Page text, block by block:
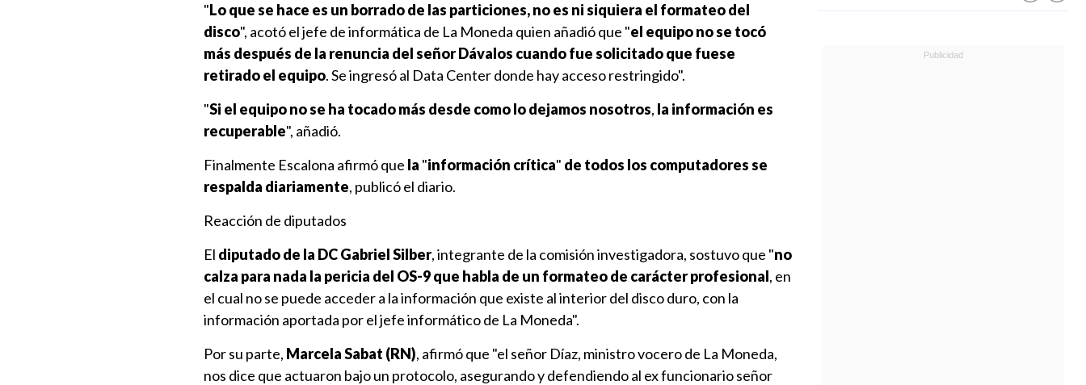
"Lo que se hace es un borrado de las particiones, no es ni siquiera el formateo del
disco", acotó el jefe de informática de La Moneda quien añadió que "el equipo no se tocó
más después de la renuncia del señor Dávalos cuando fue solicitado que fuese
retirado el equipo. Se ingresó al Data Center donde hay acceso restringido".
"Si el equipo no se ha tocado más desde como lo dejamos nosotros, la información es
recuperable", añadió.
Finalmente Escalona afirmó que la "información crítica" de todos los computadores se
respalda diariamente, publicó el diario.
Reacción de diputados
El diputado de la DC Gabriel Silber, integrante de la comisión investigadora, sostuvo que "no
calza para nada la pericia del OS-9 que habla de un formateo de carácter profesional, en
el cual no se puede acceder a la información que existe al interior del disco duro, con la
información aportada por el jefe informático de La Moneda".
Por su parte, Marcela Sabat (RN), afirmó que "el señor Díaz, ministro vocero de La Moneda,
nos dice que actuaron bajo un protocolo, asegurando y defendiendo al ex funcionario señor